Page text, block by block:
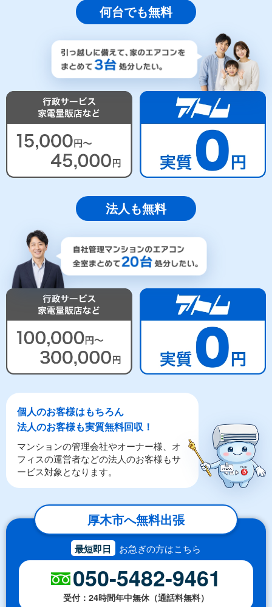
何台でも無料
法人も無料
個人のお客様はもちろん
法人のお客様も実質無料回収！
マンションの管理会社やオーナー様、オ
フィスの運営者などの法人のお客様もサ
ービス対象となります。
厚木市へ無料出張
最短即日 お急ぎの方はこちら
050-5482-9461
受付：24時間年中無休（通話料無料）